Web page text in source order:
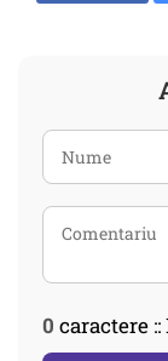
0 caractere